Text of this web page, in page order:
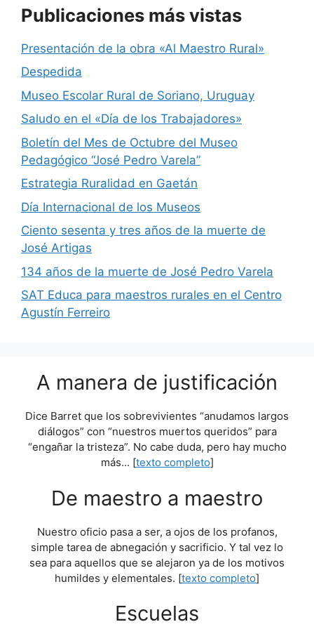
Publicaciones más vistas
Presentación de la obra «Al Maestro Rural»
Despedida
Museo Escolar Rural de Soriano, Uruguay
Saludo en el «Día de los Trabajadores»
Boletín del Mes de Octubre del Museo
Pedagógico “José Pedro Varela”
Estrategia Ruralidad en Gaetán
Día Internacional de los Museos
Ciento sesenta y tres años de la muerte de
José Artigas
134 años de la muerte de José Pedro Varela
SAT Educa para maestros rurales en el Centro
Agustín Ferreiro
A manera de justificación
Dice Barret que los sobrevivientes “anudamos largos
diálogos” con “nuestros muertos queridos” para
“engañar la tristeza”. No cabe duda, pero hay mucho
más... [texto completo]
De maestro a maestro
Nuestro oficio pasa a ser, a ojos de los profanos,
simple tarea de abnegación y sacrificio. Y tal vez lo
sea para aquellos que se alejaron ya de los motivos
humildes y elementales. [texto completo]
Escuelas